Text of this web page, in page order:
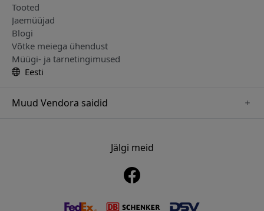
Tooted
Jaemüüjad
Blogi
Võtke meiega ühendust
Müügi- ja tarnetingimused
Eesti
Muud Vendora saidid
www.myfirst.se
Jälgi meid